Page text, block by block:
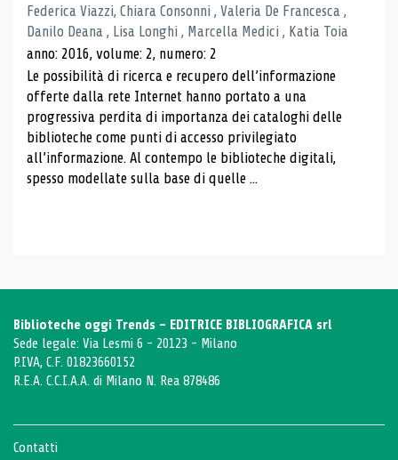
Federica Viazzi, Chiara Consonni , Valeria De Francesca ,
Danilo Deana , Lisa Longhi , Marcella Medici , Katia Toia
anno: 2016, volume: 2, numero: 2
Le possibilità di ricerca e recupero dell’informazione
offerte dalla rete Internet hanno portato a una
progressiva perdita di importanza dei cataloghi delle
biblioteche come punti di accesso privilegiato
all’informazione. Al contempo le biblioteche digitali,
spesso modellate sulla base di quelle ...
Biblioteche oggi Trends - EDITRICE BIBLIOGRAFICA srl
Sede legale: Via Lesmi 6 - 20123 - Milano
P.IVA, C.F. 01823660152
R.E.A. C.C.I.A.A. di Milano N. Rea 878486
Contatti